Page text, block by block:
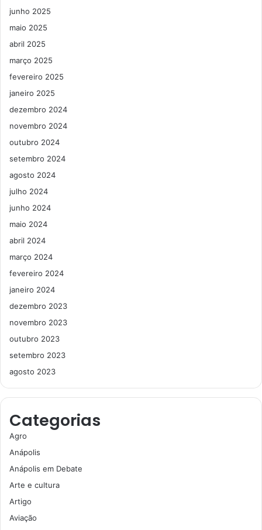
junho 2025
maio 2025
abril 2025
março 2025
fevereiro 2025
janeiro 2025
dezembro 2024
novembro 2024
outubro 2024
setembro 2024
agosto 2024
julho 2024
junho 2024
maio 2024
abril 2024
março 2024
fevereiro 2024
janeiro 2024
dezembro 2023
novembro 2023
outubro 2023
setembro 2023
agosto 2023
Categorias
Agro
Anápolis
Anápolis em Debate
Arte e cultura
Artigo
Aviação